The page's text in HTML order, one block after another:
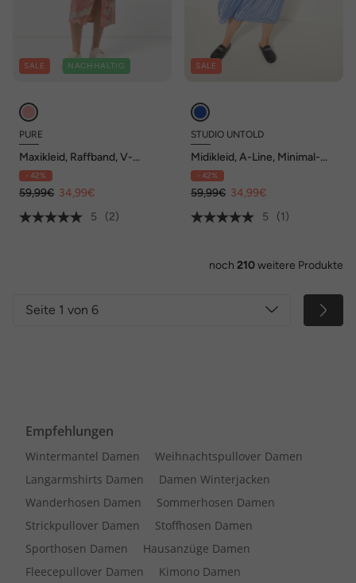
SALE NACHHALTIG
PURE
Maxikleid, Raffband, V-
Ausschnitt, Halbarm,
Biobaumwolle
- 42%
59,99€ 34,99€
5
(2)
SALE
STUDIO UNTOLD
Midikleid, A-Line, Minimal-
Print, V-Ausschnitt, Langarm
- 42%
59,99€ 34,99€
5
(1)
noch 210weitere Produkte
Seite 1 von 6
Empfehlungen
Wintermantel Damen
Weihnachtspullover Damen
Langarmshirts Damen
Damen Winterjacken
Wanderhosen Damen
Sommerhosen Damen
Strickpullover Damen
Stoffhosen Damen
Sporthosen Damen
Hausanzüge Damen
Fleecepullover Damen
Kimono Damen